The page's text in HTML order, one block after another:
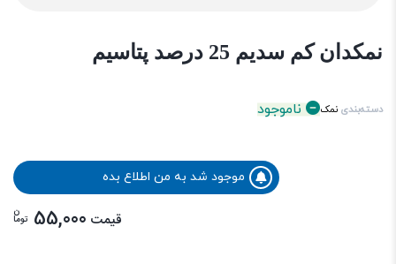
نمکدان کم سدیم 25 درصد پتاسیم
دسته‌بندی نمک ناموجود
موجود شد به من اطلاع بده
قیمت 55,000 توما
ن